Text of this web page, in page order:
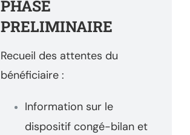
PHASE
PRELIMINAIRE
Recueil des attentes du
bénéficiaire :
Information sur le
dispositif congé-bilan et